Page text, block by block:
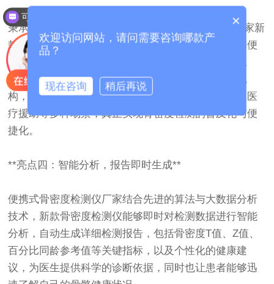
秉承“科技服务于人”的理念，便携式骨密度检测仪厂家新
款设备在保持高度精度的同时，进一步优化了设备的便
携性。轻巧的设计、长续航能力以及智能化的操作系
统，使得该设备不仅适用于医院、诊所等专业医疗机
构，还可灵活应用于社区筛查、养老机构、偏远地区医
疗援助等多种场景，真正实现骨密度检测的普及化与便
捷化。
**亮点四：智能分析，报告即时生成**
便携式骨密度检测仪厂家结合先进的算法与大数据分析
技术，新款骨密度检测仪能够即时对检测数据进行智能
分析，自动生成详细检测报告，包括骨密度T值、Z值、
百分比同龄参考值等关键指标，以及个性化的健康建
议，为医生提供科学的诊断依据，同时也让患者能够迅
×
欢迎访问网站，请问需要咨询哪款产
品？
现在咨询 稍后再说